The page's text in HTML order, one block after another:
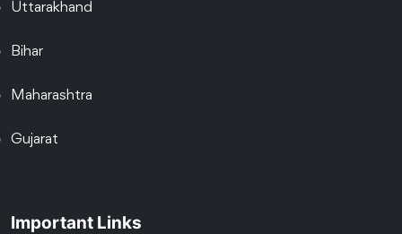
Uttarakhand
Bihar
Maharashtra
Gujarat
Important Links